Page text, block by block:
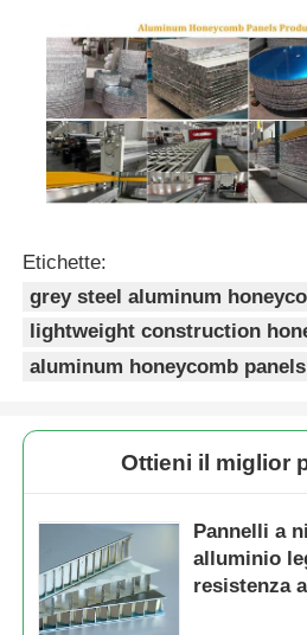
Etichette:
grey steel aluminum
lightweight construction
aluminum honeycomb
Ottieni il miglior
Pannelli a
alluminio
resistenza